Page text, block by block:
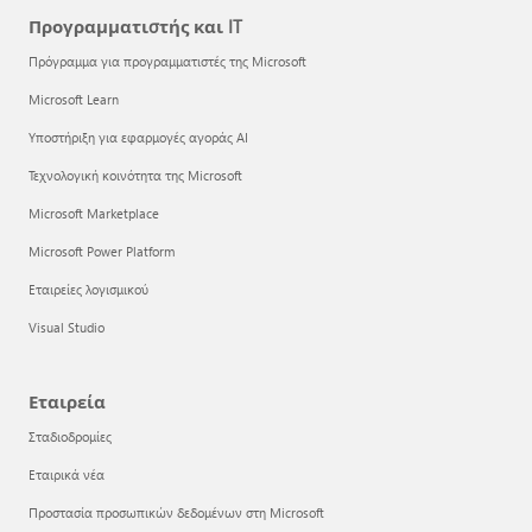
Προγραμματιστής και IT
Πρόγραμμα για προγραμματιστές της Microsoft
Microsoft Learn
Υποστήριξη για εφαρμογές αγοράς AI
Τεχνολογική κοινότητα της Microsoft
Microsoft Marketplace
Microsoft Power Platform
Εταιρείες λογισμικού
Visual Studio
Εταιρεία
Σταδιοδρομίες
Εταιρικά νέα
Προστασία προσωπικών δεδομένων στη Microsoft